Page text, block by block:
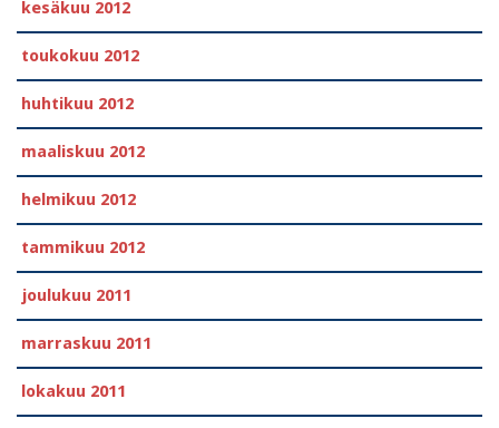
kesäkuu 2012
toukokuu 2012
huhtikuu 2012
maaliskuu 2012
helmikuu 2012
tammikuu 2012
joulukuu 2011
marraskuu 2011
lokakuu 2011